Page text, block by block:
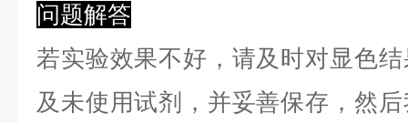
问题解答
若实验效果不好，请及时对显色
及未使用试剂，并妥善保存，然